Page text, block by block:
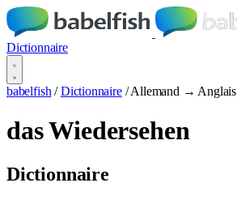
Dictionnaire
babelfish / Dictionnaire / Allemand → Anglais
das Wiedersehen
Dictionnaire